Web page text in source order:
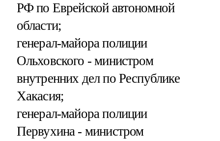
РФ по Еврейской автономной
области;
генерал-майора полиции
Ольховского - министром
внутренних дел по Республике
Хакасия;
генерал-майора полиции
Первухина - министром